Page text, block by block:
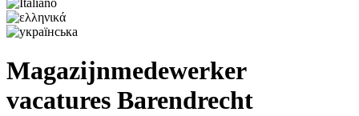
Magazijnmedewerker
vacatures Barendrecht